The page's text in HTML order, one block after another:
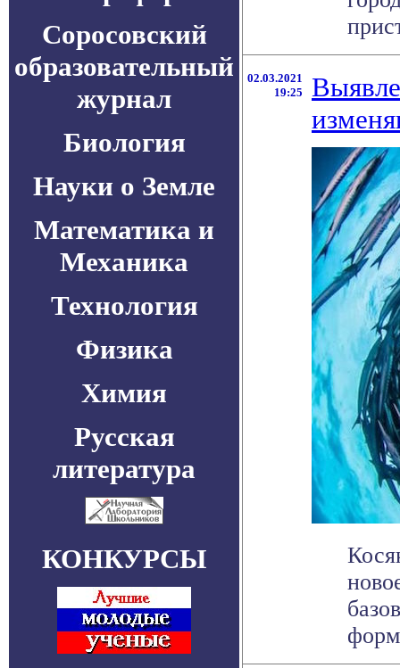
Соросовский
образовательный
журнал
Биология
Науки о Земле
Математика и
Механика
Технология
Физика
Химия
Русская
литература
КОНКУРСЫ
02.03.2021
19:25